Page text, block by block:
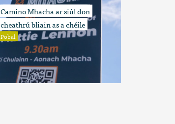
Camino Mhacha ar siúl don
cheathrú bliain as a chéile
Pobal